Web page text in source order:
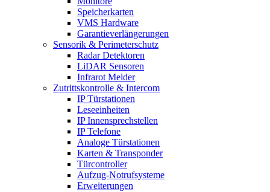
Speicherkarten
VMS Hardware
Garantieverlängerungen
Sensorik & Perimeterschutz
Radar Detektoren
LiDAR Sensoren
Infrarot Melder
Zutrittskontrolle & Intercom
IP Türstationen
Leseeinheiten
IP Innensprechstellen
IP Telefone
Analoge Türstationen
Karten & Transponder
Türcontroller
Aufzug-Notrufsysteme
Erweiterungen